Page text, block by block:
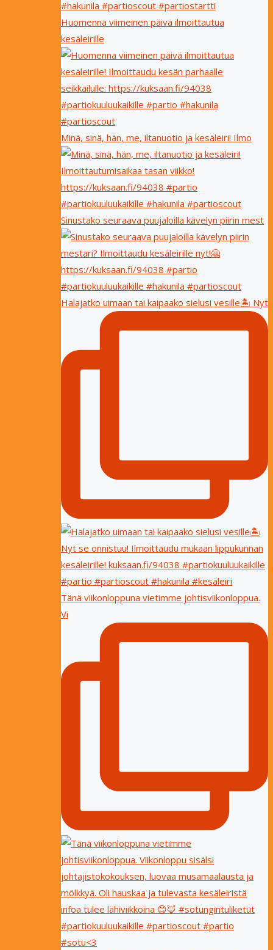
Huomenna viimeinen päivä ilmoittautua
kesäleirille
Minä, sinä, hän, me, iltanuotio ja kesäleiri! Ilmo
Sinustako seuraava puujaloilla kävelyn piirin mest
Halajatko uimaan tai kaipaako sielusi vesille🏝 Nyt
Tänä viikonloppuna vietimme johtisviikonloppua.
Vi